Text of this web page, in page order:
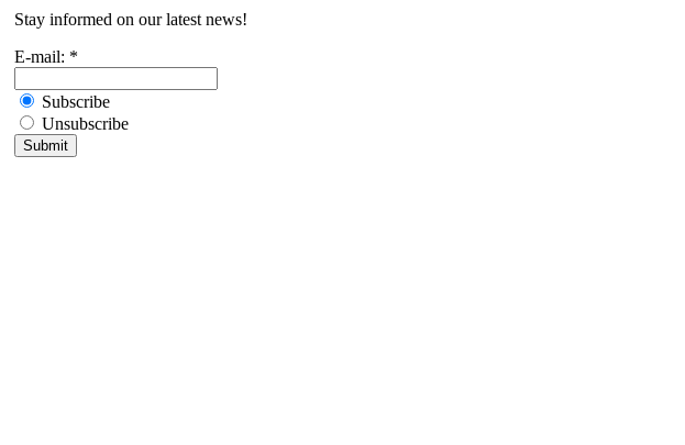
Stay informed on our latest news!
E-mail: *
Subscribe
Unsubscribe